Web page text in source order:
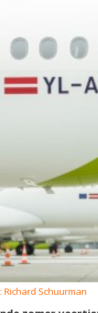
Richard Schuurman